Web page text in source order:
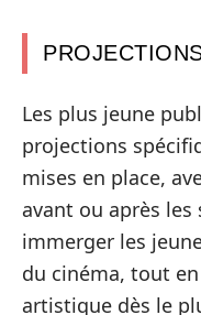
Les plus jeune
projections
mises en place,
avant ou après les
immerger les
du cinéma, tout
artistique dès le